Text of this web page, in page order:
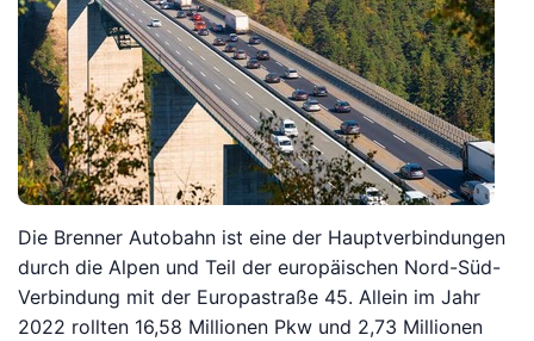
Die Brenner Autobahn ist eine der Hauptverbindungen
durch die Alpen und Teil der europäischen Nord-Süd-
Verbindung mit der Europastraße 45. Allein im Jahr
2022 rollten 16,58 Millionen Pkw und 2,73 Millionen